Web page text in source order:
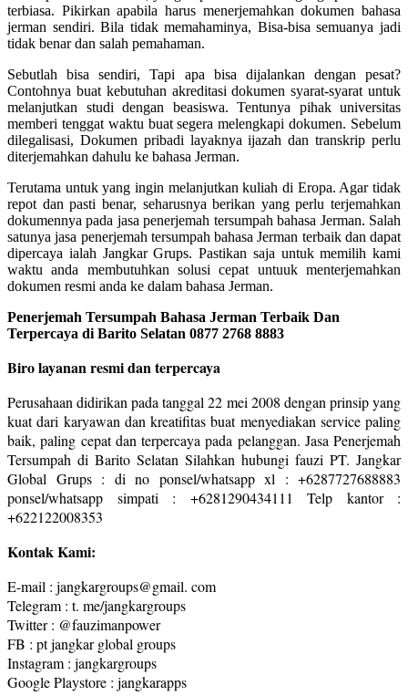
terbiasa. Pikirkan apabila harus menerjemahkan dokumen bahasa
jerman sendiri. Bila tidak memahaminya, Bisa-bisa semuanya jadi
tidak benar dan salah pemahaman.
Sebutlah bisa sendiri, Tapi apa bisa dijalankan dengan pesat?
Contohnya buat kebutuhan akreditasi dokumen syarat-syarat untuk
melanjutkan studi dengan beasiswa. Tentunya pihak universitas
memberi tenggat waktu buat segera melengkapi dokumen. Sebelum
dilegalisasi, Dokumen pribadi layaknya ijazah dan transkrip perlu
diterjemahkan dahulu ke bahasa Jerman.
Terutama untuk yang ingin melanjutkan kuliah di Eropa. Agar tidak
repot dan pasti benar, seharusnya berikan yang perlu terjemahkan
dokumennya pada jasa penerjemah tersumpah bahasa Jerman. Salah
satunya jasa penerjemah tersumpah bahasa Jerman terbaik dan dapat
dipercaya ialah Jangkar Grups. Pastikan saja untuk memilih kami
waktu anda membutuhkan solusi cepat untuuk menterjemahkan
dokumen resmi anda ke dalam bahasa Jerman.
Penerjemah Tersumpah Bahasa Jerman Terbaik Dan
Terpercaya di Barito Selatan 0877 2768 8883
Biro layanan resmi dan terpercaya
Perusahaan didirikan pada tanggal 22 mei 2008 dengan prinsip yang
kuat dari karyawan dan kreatifitas buat menyediakan service paling
baik, paling cepat dan terpercaya pada pelanggan. Jasa Penerjemah
Tersumpah di Barito Selatan Silahkan hubungi fauzi PT. Jangkar
Global Grups : di no ponsel/whatsapp xl : +6287727688883
ponsel/whatsapp simpati : +6281290434111 Telp kantor :
+622122008353
Kontak Kami:
E-mail : jangkargroups@gmail. com
Telegram : t. me/jangkargroups
Twitter : @fauzimanpower
FB : pt jangkar global groups
Instagram : jangkargroups
Google Playstore : jangkarapps